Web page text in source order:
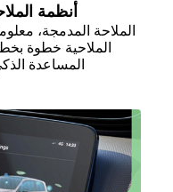
أنظمة
الملاحة المدمجة،
الملاحية خطوة
المساعدة